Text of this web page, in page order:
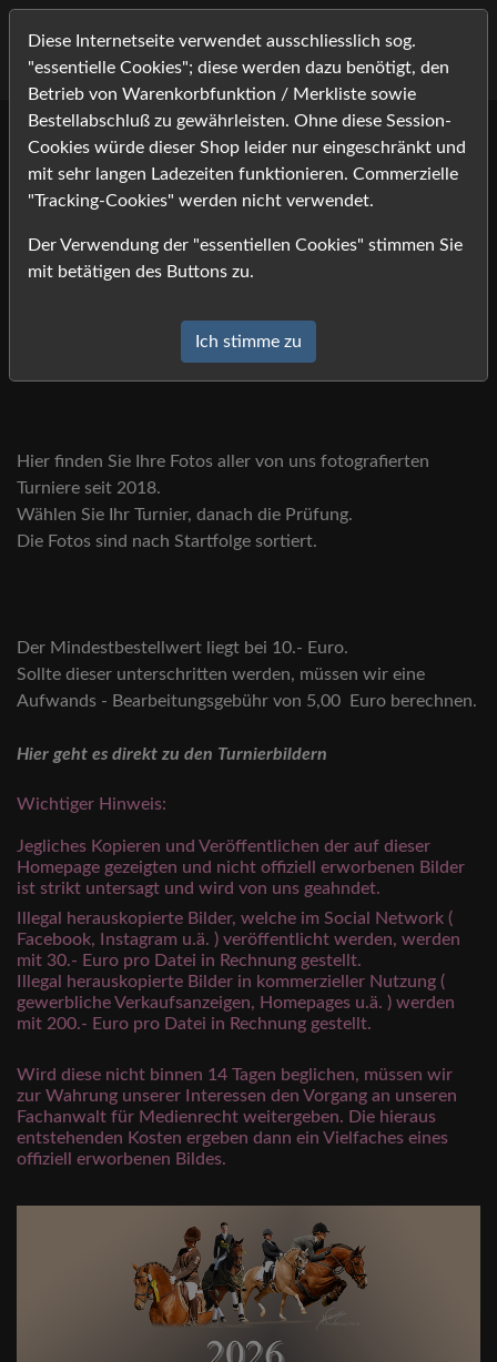
Hier finden Sie Ihre Fotos aller von uns fotografierten
Turniere seit 2018.
Wählen Sie Ihr Turnier, danach die Prüfung.
Die Fotos sind nach Startfolge sortiert.
Der Mindestbestellwert liegt bei 10.- Euro.
Sollte dieser unterschritten werden, müssen wir eine
Aufwands - Bearbeitungsgebühr von 5,00 Euro berechnen.
Hier geht es direkt zu den Turnierbildern
Wichtiger Hinweis:
Jegliches Kopieren und Veröffentlichen der auf dieser
Homepage gezeigten und nicht offiziell erworbenen Bilder
ist strikt untersagt und wird von uns geahndet.
Illegal herauskopierte Bilder, welche im Social Network (
Facebook, Instagram u.ä. ) veröffentlicht werden, werden
mit 30.- Euro pro Datei in Rechnung gestellt.
Illegal herauskopierte Bilder in kommerzieller Nutzung (
gewerbliche Verkaufsanzeigen, Homepages u.ä. ) werden
mit 200.- Euro pro Datei in Rechnung gestellt.
Wird diese nicht binnen 14 Tagen beglichen, müssen wir
zur Wahrung unserer Interessen den Vorgang an unseren
Fachanwalt für Medienrecht weitergeben. Die hieraus
entstehenden Kosten ergeben dann ein Vielfaches eines
offiziell erworbenen Bildes.
Diese Internetseite verwendet ausschliesslich sog.
"essentielle Cookies"; diese werden dazu benötigt, den
Betrieb von Warenkorbfunktion / Merkliste sowie
Bestellabschluß zu gewährleisten. Ohne diese Session-
Cookies würde dieser Shop leider nur eingeschränkt und
mit sehr langen Ladezeiten funktionieren. Commerzielle
"Tracking-Cookies" werden nicht verwendet.
Der Verwendung der "essentiellen Cookies" stimmen Sie
mit betätigen des Buttons zu.
Ich stimme zu